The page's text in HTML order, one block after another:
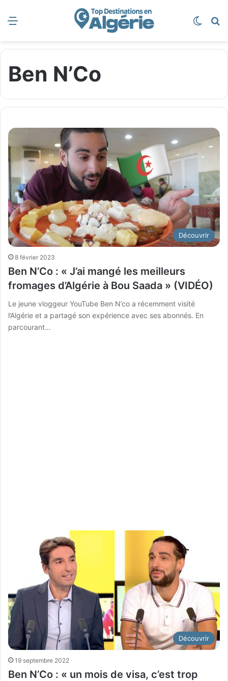
Ben N’Co
Découvrir
8 février 2023
Ben N’Co : « J’ai mangé les meilleurs
fromages d’Algérie à Bou Saada » (VIDÉO)
Le jeune vloggeur YouTube Ben N’co a récemment visité
l’Algérie et a partagé son expérience avec ses abonnés. En
parcourant…
Découvrir
19 septembre 2022
Ben N’Co : « un mois de visa, c’est trop